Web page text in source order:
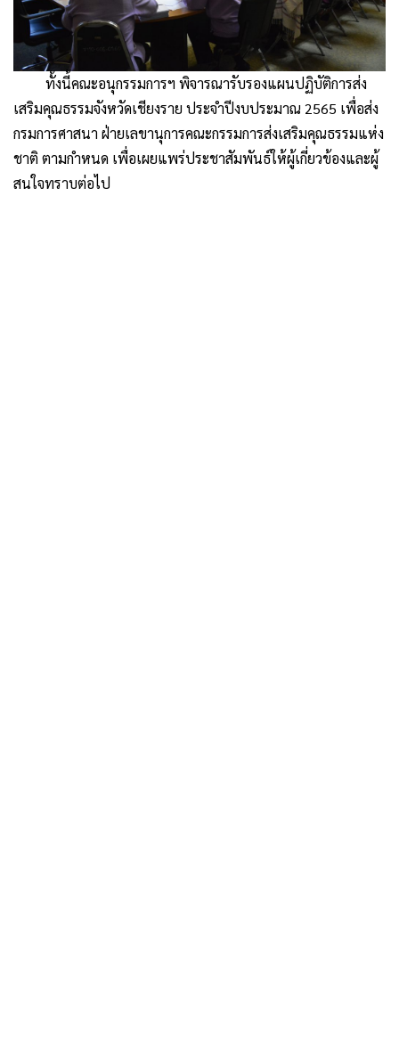
ทั้งนี้คณะอนุกรรมการฯ พิจารณารับรองแผนปฏิบัติการส่ง
เสริมคุณธรรมจังหวัดเชียงราย ประจำปีงบประมาณ 2565 เพื่อส่ง
กรมการศาสนา ฝ่ายเลขานุการคณะกรรมการส่งเสริมคุณธรรมแห่ง
ชาติ ตามกำหนด เพื่อเผยแพร่ประชาสัมพันธ์ให้ผู้เกี่ยวข้องและผู้
สนใจทราบต่อไป